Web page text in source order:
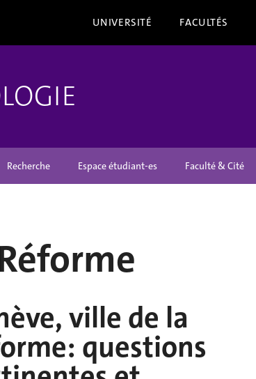
UNIVERSITÉ FACULTÉS
Recherche Espace étudiant-es Faculté & Cité
ville de la
questions